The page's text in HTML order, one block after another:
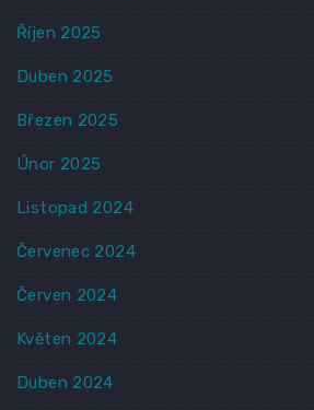
Říjen 2025
Duben 2025
Březen 2025
Únor 2025
Listopad 2024
Červenec 2024
Červen 2024
Květen 2024
Duben 2024